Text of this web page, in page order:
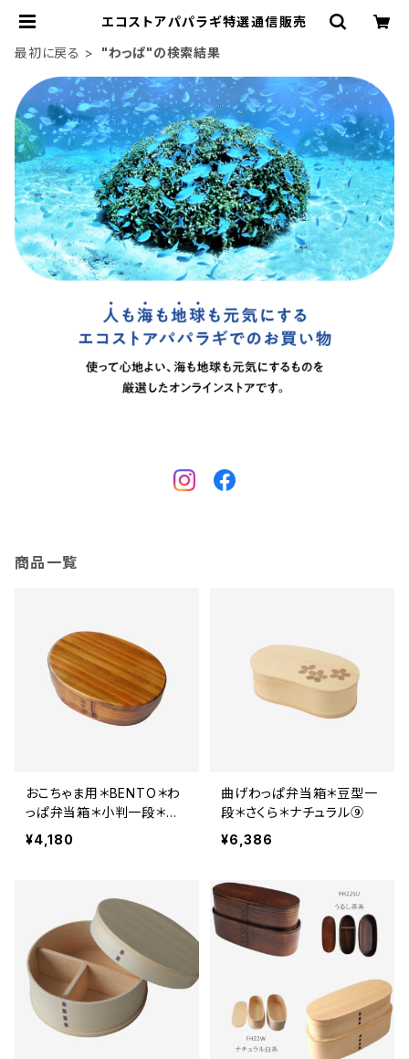
エコストアパパラギ特選通信販売
最初に戻る
"わっぱ"の検索結果
商品一覧
おこちゃま用＊BENTO＊わ
っぱ弁当箱＊小判一段＊ス
リ茶＊⑬
¥4,180
曲げわっぱ弁当箱＊豆型一
段＊さくら＊ナチュラル⑨
¥6,386